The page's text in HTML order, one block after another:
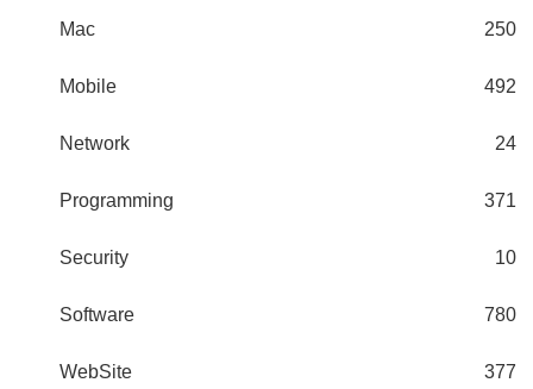
Mac 250
Mobile 492
Network 24
Programming 371
Security 10
Software 780
WebSite 377